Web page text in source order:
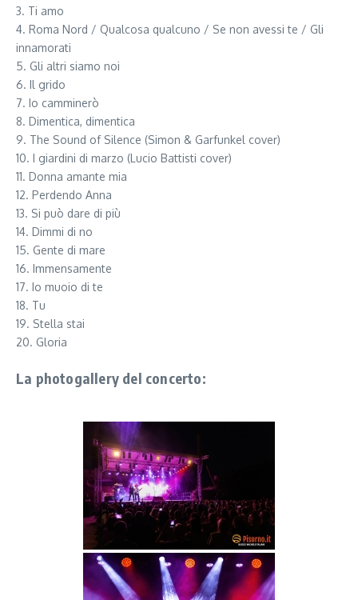
3. Ti amo
4. Roma Nord / Qualcosa qualcuno / Se non avessi te / Gli
innamorati
5. Gli altri siamo noi
6. Il grido
7. Io camminerò
8. Dimentica, dimentica
9. The Sound of Silence (Simon & Garfunkel cover)
10. I giardini di marzo (Lucio Battisti cover)
11. Donna amante mia
12. Perdendo Anna
13. Si può dare di più
14. Dimmi di no
15. Gente di mare
16. Immensamente
17. Io muoio di te
18. Tu
19. Stella stai
20. Gloria
La photogallery del concerto: